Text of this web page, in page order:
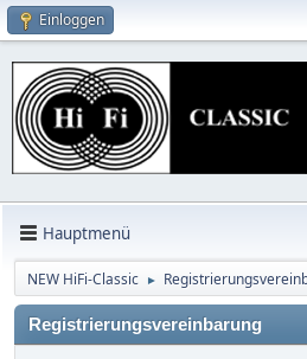
Einloggen
Hauptmenü
NEW HiFi-Classic ►
Registrierungsvereinbarung